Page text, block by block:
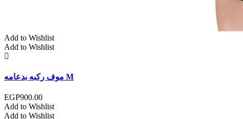
Add to Wishlist
Add to Wishlist
موف ركبه بدعامه M
EGP900.00
Add to Wishlist
Add to Wishlist